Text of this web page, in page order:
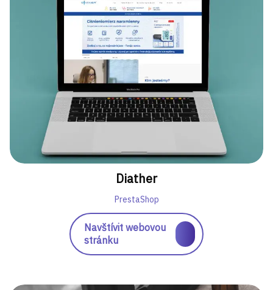
Diather
PrestaShop
Navštívit webovou
stránku